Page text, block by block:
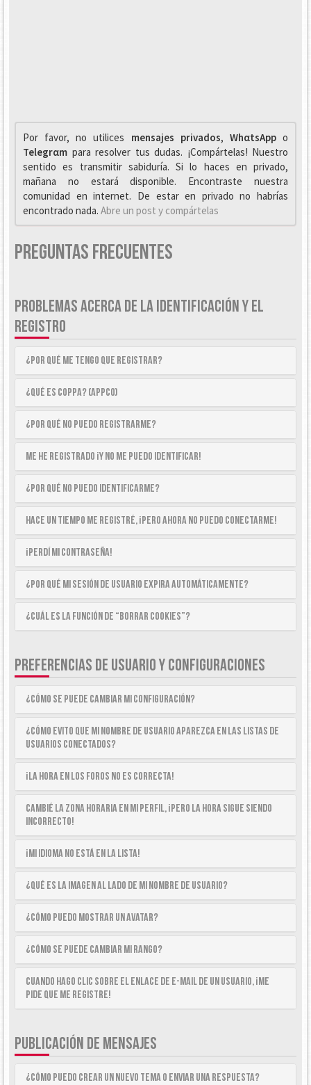
Por favor, no utilices mensajes privados, WhαtsAppo
Telegrαm para resolver tus dudas. ¡Compártelas! Nuestro
sentido es transmitir sabiduría. Si lo haces en privado,
mañana no estará disponible. Encontraste nuestra
comunidad en internet. De estar en privado no habrías
encontrado nada. Abre un post y compártelas
Preguntas Frecuentes
PROBLEMAS ACERCA DE LA IDENTIFICACIÓN Y EL
REGISTRO
¿Por qué me tengo que registrar?
¿Qué es COPPA? (APPCO)
¿Por qué no puedo registrarme?
Me he registrado ¡y no me puedo identificar!
¿Por qué no puedo identificarme?
Hace un tiempo me registré, ¡pero ahora no puedo conectarme!
¡Perdí mi contraseña!
¿Por qué mi sesión de usuario expira automáticamente?
¿Cuál es la función de “Borrar cookies”?
PREFERENCIAS DE USUARIO Y CONFIGURACIONES
¿Cómo se puede cambiar mi configuración?
¿Cómo evito que mi nombre de usuario aparezca en las listas de
usuarios conectados?
¡La hora en los foros no es correcta!
Cambié la zona horaria en mi perfil, ¡pero la hora sigue siendo
incorrecto!
¡Mi idioma no está en la lista!
¿Qué es la imagen al lado de mi nombre de usuario?
¿Cómo puedo mostrar un avatar?
¿Cómo se puede cambiar mi rango?
Cuando hago clic sobre el enlace de e-mail de un usuario, ¡me
pide que me registre!
PUBLICACIÓN DE MENSAJES
¿Cómo puedo crear un nuevo tema o enviar una respuesta?